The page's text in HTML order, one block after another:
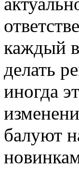
каждый
делать
иногда
балуют